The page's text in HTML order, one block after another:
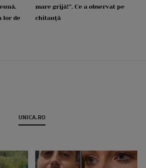
lor de
mare grijă!”. Ce a observat pe
chitanță
UNICA.RO